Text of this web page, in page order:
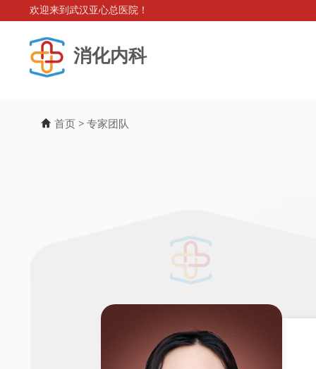
欢迎来到武汉亚心总医院！
消化内科
首页 > 专家团队